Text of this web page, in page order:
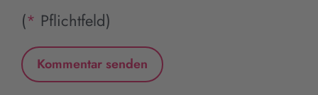
(* Pflichtfeld)